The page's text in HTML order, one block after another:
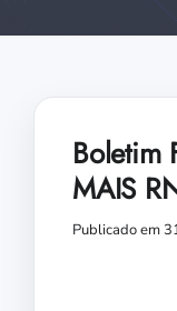
Boletim
MAIS
Publicado em